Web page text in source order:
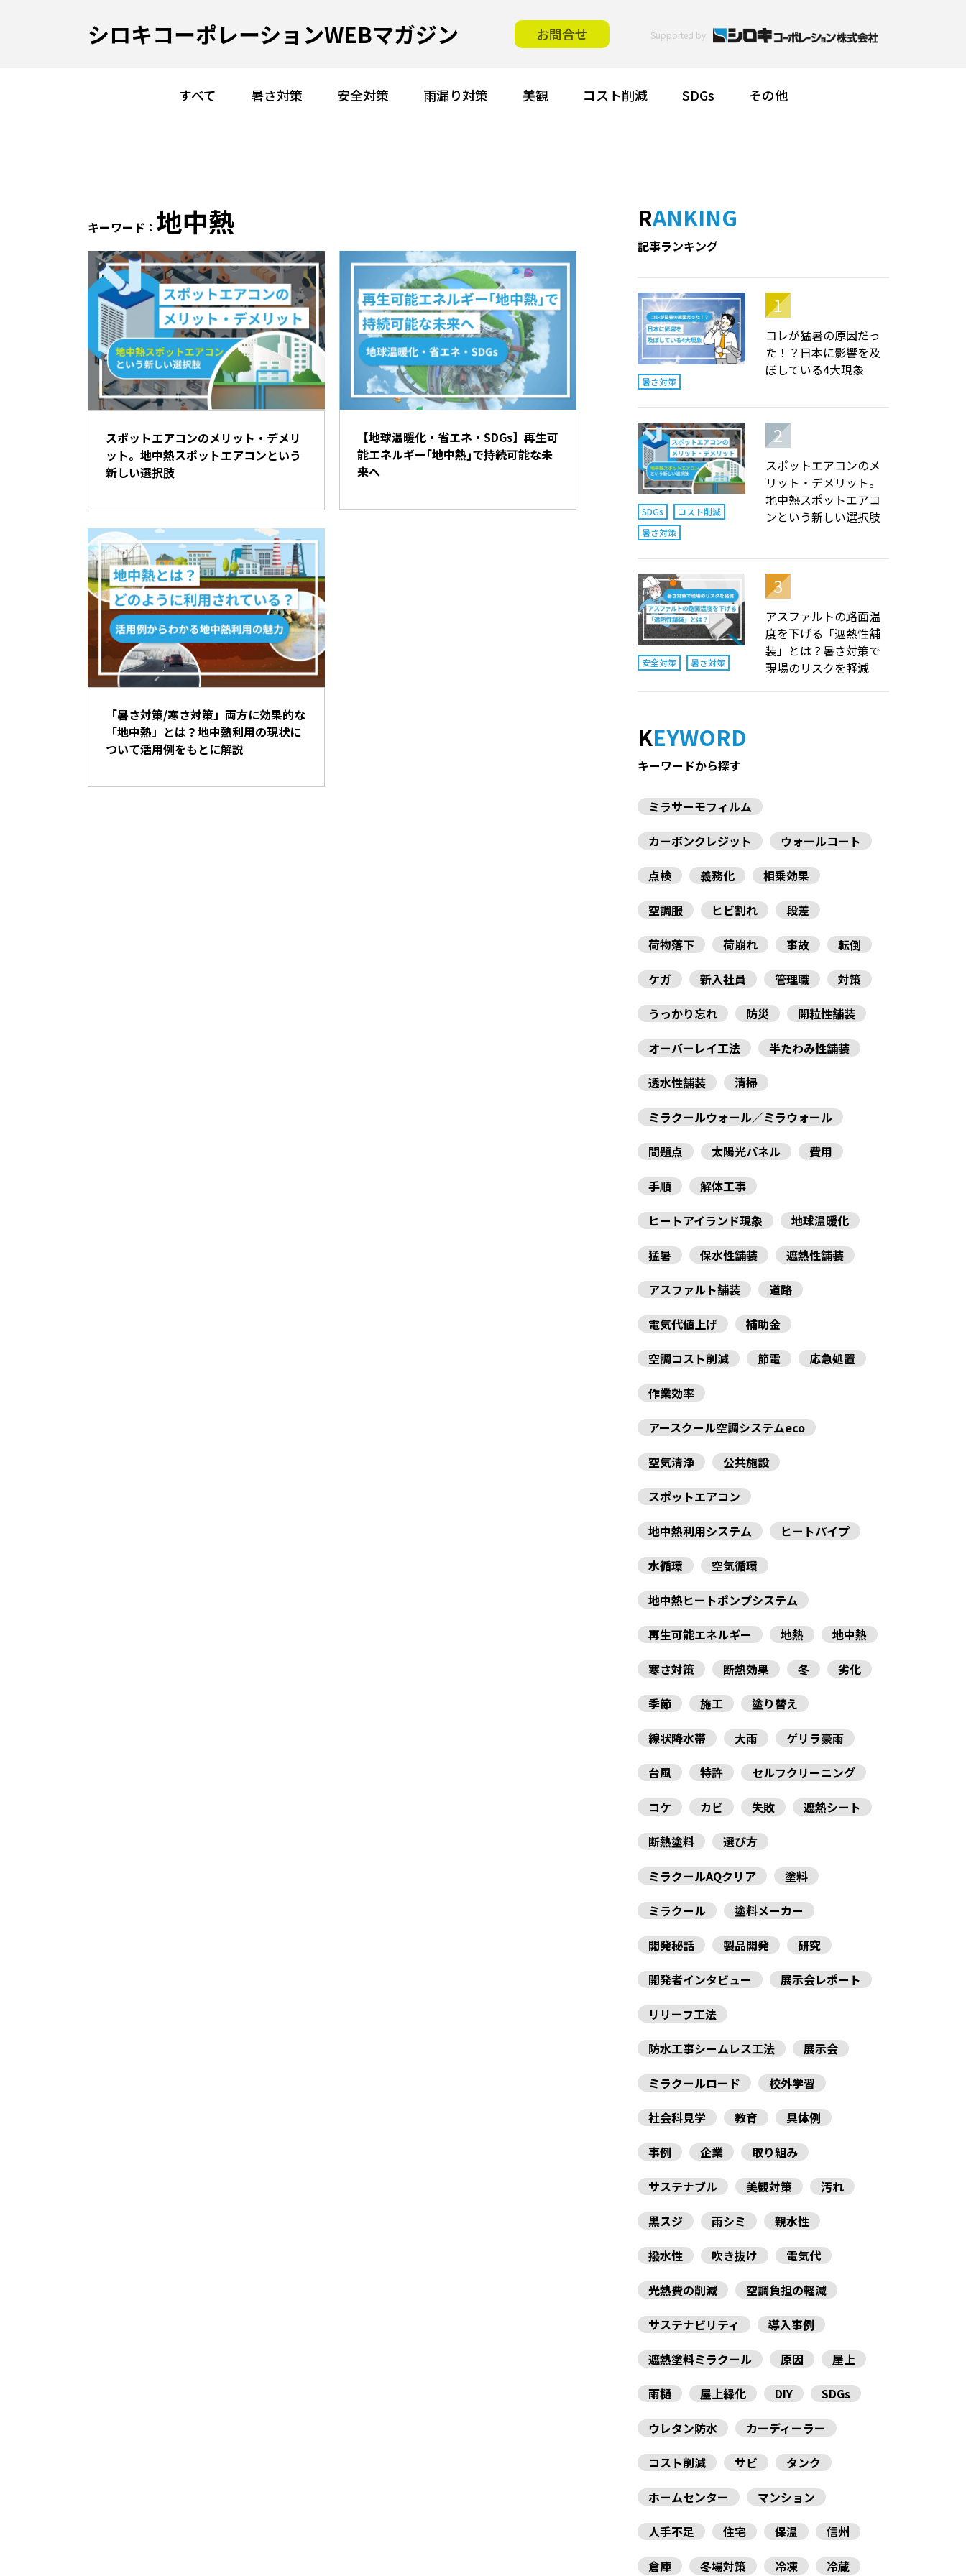
シロキコーポレーションWEBマガジン お問合せ Supported by
すべて 暑さ対策 安全対策 雨漏り対策 美観 コスト削減 SDGs その他
キーワード： 地中熱
スポットエアコンのメリット・デメリ
ット。地中熱スポットエアコンという
新しい選択肢
【地球温暖化・省エネ・SDGs】再生可
能エネルギー｢地中熱｣で持続可能な未
来へ
「暑さ対策/寒さ対策」両方に効果的な
「地中熱」とは？地中熱利用の現状に
ついて活用例をもとに解説
RANKING
記事ランキング
暑さ対策
コレが猛暑の原因だっ
た！？日本に影響を及
ぼしている4大現象
SDGs
コスト削減
暑さ対策
スポットエアコンのメ
リット・デメリット。
地中熱スポットエアコ
ンという新しい選択肢
安全対策 暑さ対策
アスファルトの路面温
度を下げる「遮熱性舗
装」とは？暑さ対策で
現場のリスクを軽減
KEYWORD
キーワードから探す
ミラサーモフィルム
カーボンクレジット
ウォールコート
点検
義務化
相乗効果
空調服
ヒビ割れ
段差
荷物落下
荷崩れ 事故
転倒
ケガ
新入社員 管理職
対策
うっかり忘れ
防災
開粒性舗装
オーバーレイ工法
半たわみ性舗装
透水性舗装
清掃
ミラクールウォール／ミラウォール
問題点
太陽光パネル
費用
手順
解体工事
ヒートアイランド現象
地球温暖化
猛暑
保水性舗装
遮熱性舗装
アスファルト舗装
道路
電気代値上げ
補助金
空調コスト削減
節電
応急処置
作業効率
アースクール空調システムeco
空気清浄
公共施設
スポットエアコン
地中熱利用システム
ヒートパイプ
水循環
空気循環
地中熱ヒートポンプシステム
再生可能エネルギー
地熱
地中熱
寒さ対策
断熱効果 冬
劣化
季節
施工
塗り替え
線状降水帯
大雨
ゲリラ豪雨
台風
特許
セルフクリーニング
コケ
カビ 失敗
遮熱シート
断熱塗料
選び方
ミラクールAQクリア
塗料
ミラクール
塗料メーカー
開発秘話
製品開発
研究
開発者インタビュー
展示会レポート
リリーフ工法
防水工事シームレス工法
展示会
ミラクールロード
校外学習
社会科見学
教育
具体例
事例
企業
取り組み
サステナブル
美観対策
汚れ
黒スジ
雨シミ
親水性
撥水性
吹き抜け
電気代
光熱費の削減
空調負担の軽減
サステナビリティ
導入事例
遮熱塗料ミラクール
原因
屋上
雨樋
屋上緑化 DIY
SDGs
ウレタン防水
カーディーラー
コスト削減
サビ
タンク
ホームセンター
マンション
人手不足
住宅 保温
信州
倉庫
冬場対策 冷凍 冷蔵